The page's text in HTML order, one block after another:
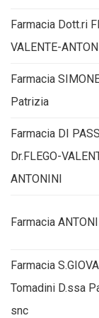
Farmacia Dott.ri
VALENTE-
Farmacia
Patrizia
Farmacia DI
Dr.FLEGO-
ANTONINI
Farmacia
Farmacia
Tomadini D.ssa
snc